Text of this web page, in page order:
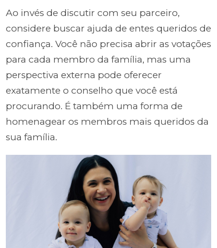
Ao invés de discutir com seu parceiro,
considere buscar ajuda de entes queridos de
confiança. Você não precisa abrir as votações
para cada membro da família, mas uma
perspectiva externa pode oferecer
exatamente o conselho que você está
procurando. É também uma forma de
homenagear os membros mais queridos da
sua família.